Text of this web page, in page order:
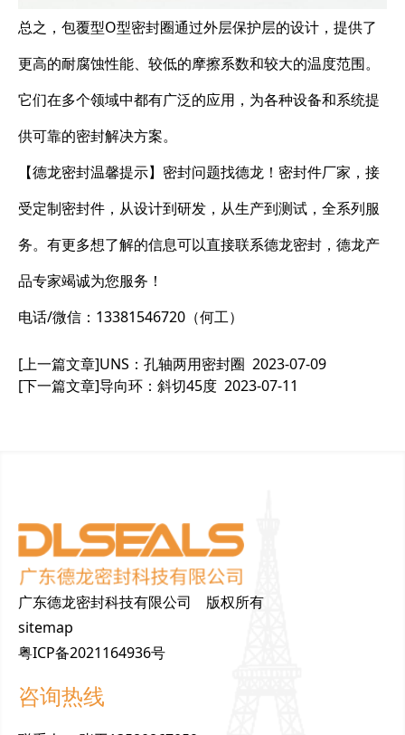
总之，包覆型O型密封圈通过外层保护层的设计，提供了
更高的耐腐蚀性能、较低的摩擦系数和较大的温度范围。
它们在多个领域中都有广泛的应用，为各种设备和系统提
供可靠的密封解决方案。
【德龙密封温馨提示】密封问题找德龙！密封件厂家，接
受定制密封件，从设计到研发，从生产到测试，全系列服
务。有更多想了解的信息可以直接联系德龙密封，德龙产
品专家竭诚为您服务！
电话/微信：13381546720（何工）
[上一篇文章]UNS：孔轴两用密封圈 2023-07-09
[下一篇文章]导向环：斜切45度 2023-07-11
广东德龙密封科技有限公司 版权所有
sitemap
粤ICP备2021164936号
咨询热线